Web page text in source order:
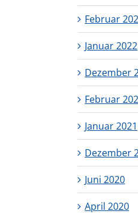
Februar
Januar 2022
Dezember
Februar
Januar 2021
Dezember
Juni 2020
April 2020